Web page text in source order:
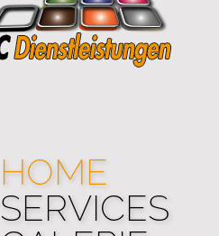
HOME
HOME
SERVICES
SERVICES
GALERIE